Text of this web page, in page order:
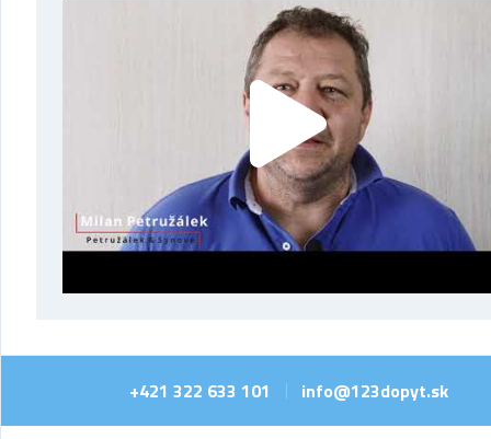
+421 322 633 101 info@123dopyt.sk